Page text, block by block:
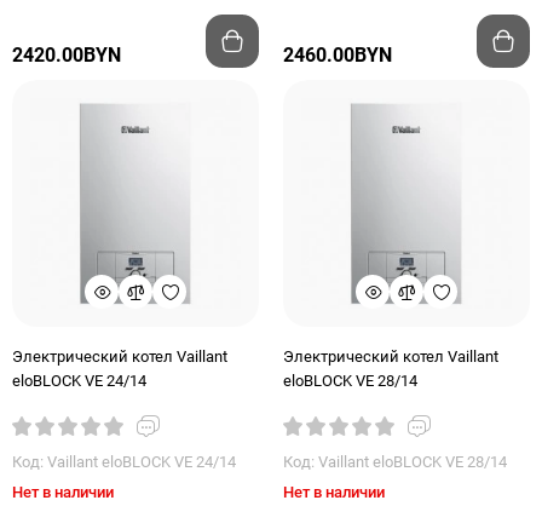
2420.00BYN 2460.00BYN
Электрический котел Vaillant
eloBLOCK VE 24/14
Код: Vaillant eloBLOCK VE 24/14
Нет в наличии
Электрический котел Vaillant
eloBLOCK VE 28/14
Код: Vaillant eloBLOCK VE 28/14
Нет в наличии